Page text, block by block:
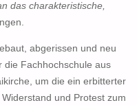
das charakteristische,
abgerissen und neu
die Fachhochschule aus
um die ein erbitterter
und Protest zum